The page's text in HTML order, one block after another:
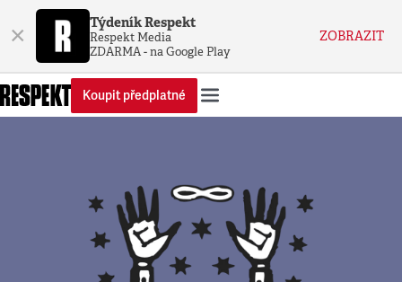
× Týdeník Respekt
Respekt Media
ZDARMA - na Google Play
ZOBRAZIT
Koupit předplatné